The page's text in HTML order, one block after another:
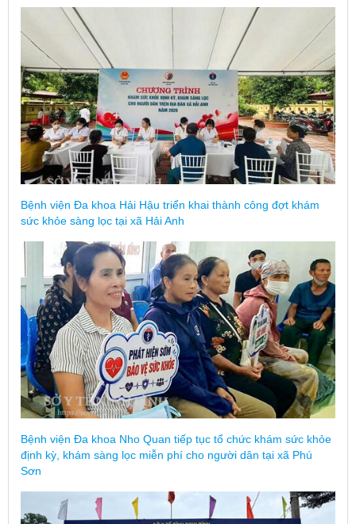
Bệnh viện Đa khoa Hải Hậu triển khai thành công đợt khám
sức khỏe sàng lọc tại xã Hải Anh
Bệnh viện Đa khoa Nho Quan tiếp tục tổ chức khám sức khỏe
định kỳ, khám sàng lọc miễn phí cho người dân tại xã Phú
Sơn